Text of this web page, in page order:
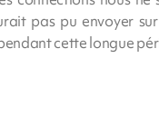
pas pu envoyer
cette longue